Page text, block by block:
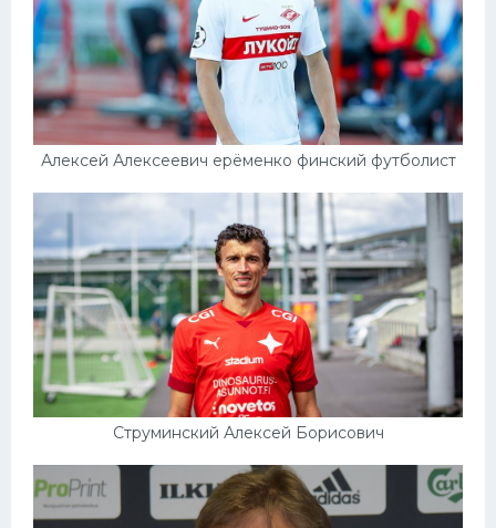
Алексей Алексеевич ерёменко финский футболист
Струминский Алексей Борисович